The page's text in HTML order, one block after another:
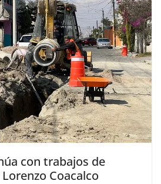
con trabajos de
Coacalco